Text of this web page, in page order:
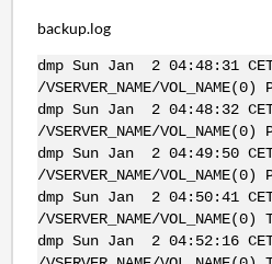
backup.log
dmp Sun Jan 2 04:48:31
/VSERVER_NAME/
dmp Sun Jan 2 04:48:32
/VSERVER_NAME/
dmp Sun Jan 2 04:49:50
/VSERVER_NAME/
dmp Sun Jan 2 04:50:41
/VSERVER_NAME/
dmp Sun Jan 2 04:52:16